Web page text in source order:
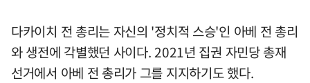
다카이치 전 총리는 자신의 '정치적 스승'인 아베 전 총리
와 생전에 각별했던 사이다. 2021년 집권 자민당 총재
선거에서 아베 전 총리가 그를 지지하기도 했다.